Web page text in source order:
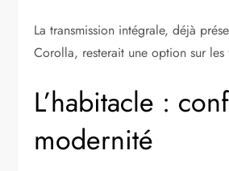
La transmission intégrale, déjà
Corolla, resterait une option sur
L’habitacle :
modernité